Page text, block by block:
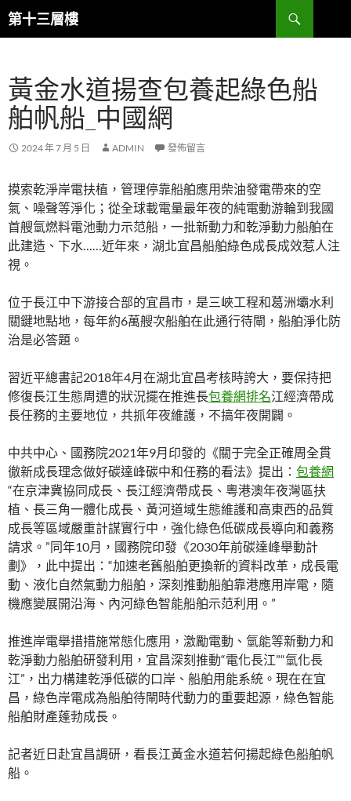
跳
至
內
容
第十三層樓
搜
尋
黃金水道揚查包養起綠色船
舶帆船_中國網
2024 年 7 月 5 日 ADMIN 發佈留言
摸索乾淨岸電扶植，管理停靠船舶應用柴油發電帶來的空
氣、噪聲等淨化；從全球載電量最年夜的純電動游輪到我國
首艘氫燃料電池動力示范船，一批新動力和乾淨動力船舶在
此建造、下水……近年來，湖北宜昌船舶綠色成長成效惹人注
視。
位于長江中下游接合部的宜昌市，是三峽工程和葛洲壩水利
關鍵地點地，每年約6萬艘次船舶在此通行待閘，船舶淨化防
治是必答題。
習近平總書記2018年4月在湖北宜昌考核時誇大，要保持把
修復長江生態周遭的狀況擺在推進長包養網排名江經濟帶成
長任務的主要地位，共抓年夜維護，不搞年夜開闢。
中共中心、國務院2021年9月印發的《關于完全正確周全貫
徹新成長理念做好碳達峰碳中和任務的看法》提出： 包養網
“在京津冀協同成長、長江經濟帶成長、粵港澳年夜灣區扶
植、長三角一體化成長、黃河道域生態維護和高東西的品質
成長等區域嚴重計謀實行中，強化綠色低碳成長導向和義務
請求。”同年10月，國務院印發《2030年前碳達峰舉動計
劃》，此中提出：“加速老舊船舶更換新的資料改革，成長電
動、液化自然氣動力船舶，深刻推動船舶靠港應用岸電，隨
機應變展開沿海、內河綠色智能船舶示范利用。”
推進岸電舉措措施常態化應用，激勵電動、氫能等新動力和
乾淨動力船舶研發利用，宜昌深刻推動“電化長江”“氫化長
江”，出力構建乾淨低碳的口岸、船舶用能系統。現在在宜
昌，綠色岸電成為船舶待閘時代動力的重要起源，綠色智能
船舶財產蓬勃成長。
記者近日赴宜昌調研，看長江黃金水道若何揚起綠色船舶帆
船。